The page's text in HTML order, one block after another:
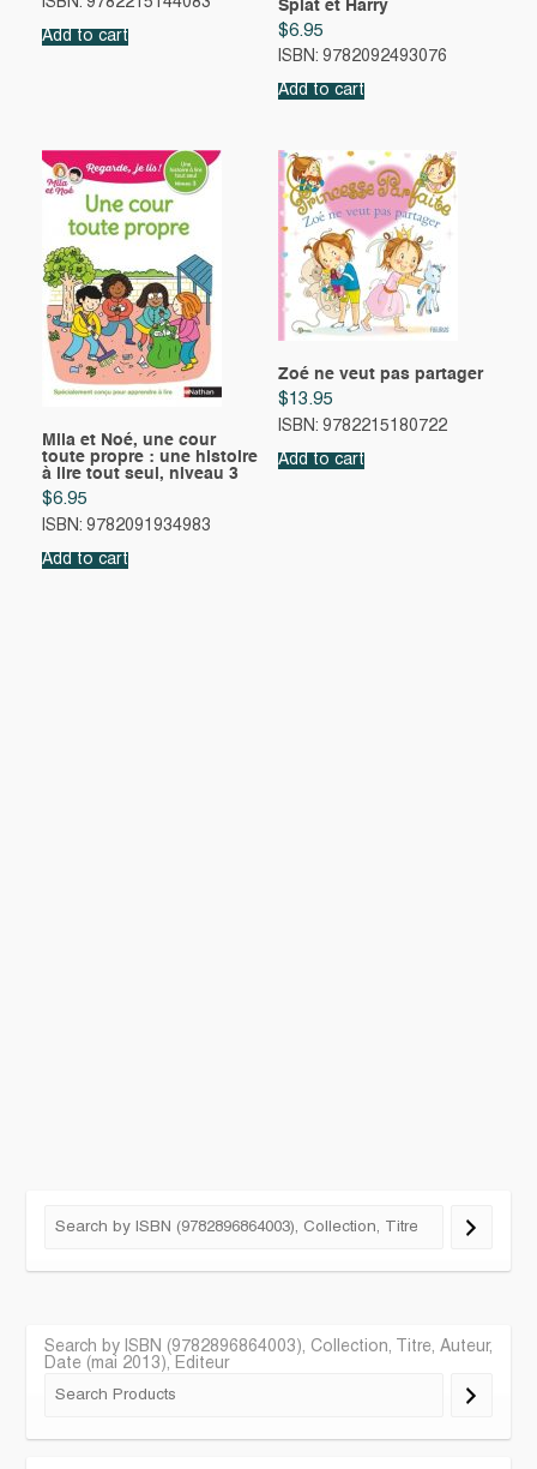
ISBN: 9782215144083
Add to cart
Splat et Harry
$6.95
ISBN: 9782092493076
Add to cart
Mila et Noé, une cour
toute propre : une histoire
à lire tout seul, niveau 3
$6.95
ISBN: 9782091934983
Add to cart
Zoé ne veut pas partager
$13.95
ISBN: 9782215180722
Add to cart
Search by ISBN (9782896864003), Collection, Titre, Auteur,
Date (mai 2013), Editeur